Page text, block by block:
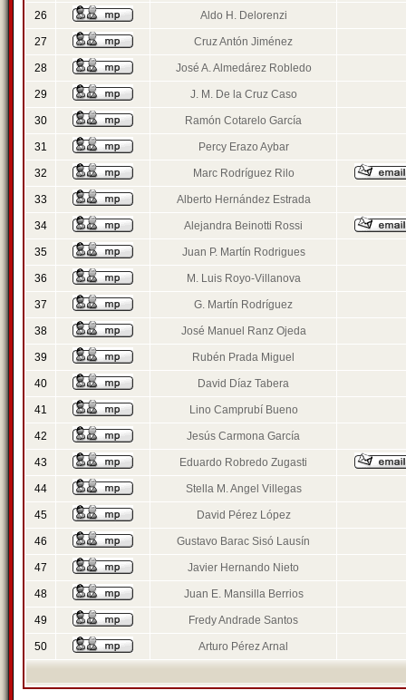
26 Aldo H. Delorenzi
27 Cruz Antón Jiménez
28 José A. Almedárez Robledo
29 J. M. De la Cruz Caso
30 Ramón Cotarelo García
31 Percy Erazo Aybar
32 Marc Rodríguez Rilo
33 Alberto Hernández Estrada
34 Alejandra Beinotti Rossi
35 Juan P. Martín Rodrigues
36 M. Luis Royo-Villanova
37 G. Martín Rodríguez
38 José Manuel Ranz Ojeda
39 Rubén Prada Miguel
40 David Díaz Tabera
41 Lino Camprubí Bueno
42 Jesús Carmona García
43 Eduardo Robredo Zugasti
44 Stella M. Angel Villegas
45 David Pérez López
46 Gustavo Barac Sisó Lausín
47 Javier Hernando Nieto
48 Juan E. Mansilla Berrios
49 Fredy Andrade Santos
50 Arturo Pérez Arnal